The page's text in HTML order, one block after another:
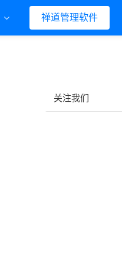
禅道管理软件
关注我们